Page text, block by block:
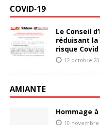
COVID-19
Le Conseil
réduisant
risque Covid
12 octobre
AMIANTE
Hommage
10 novembre